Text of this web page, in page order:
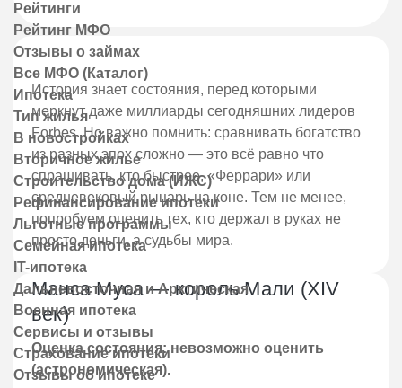
Рейтинги
Рейтинг МФО
Отзывы о займах
Все МФО (Каталог)
Ипотека
Тип жилья
В новостройках
Вторичное жилье
Строительство дома (ИЖС)
Рефинансирование ипотеки
Льготные программы
Семейная ипотека
IT-ипотека
Дальневосточная и Арктическая
Военная ипотека
Сервисы и отзывы
Страхование ипотеки
Отзывы об ипотеке
История знает состояния, перед которыми
меркнут даже миллиарды сегодняшних лидеров
Forbes. Но важно помнить: сравнивать богатство
из разных эпох сложно — это всё равно что
спрашивать, кто быстрее, «Феррари» или
средневековый рыцарь на коне. Тем не менее,
попробуем оценить тех, кто держал в руках не
просто деньги, а судьбы мира.
Манса Муса — король Мали (XIV
век)
Оценка состояния: невозможно оценить
(астрономическая).